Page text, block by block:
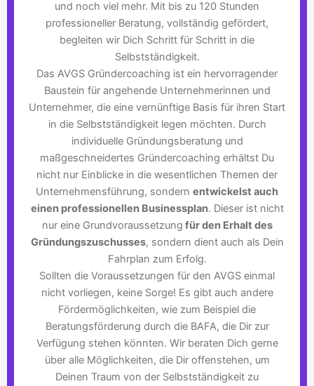
und noch viel mehr. Mit bis zu 120 Stunden
professioneller Beratung, vollständig gefördert,
begleiten wir Dich Schritt für Schritt in die
Selbstständigkeit.
Das AVGS Gründercoaching ist ein hervorragender
Baustein für angehende Unternehmerinnen und
Unternehmer, die eine vernünftige Basis für ihren Start
in die Selbstständigkeit legen möchten. Durch
individuelle Gründungsberatung und
maßgeschneidertes Gründercoaching erhältst Du
nicht nur Einblicke in die wesentlichen Themen der
Unternehmensführung, sondern entwickelst auch
einen professionellen Businessplan. Dieser ist nicht
nur eine Grundvoraussetzung für den Erhalt des
Gründungszuschusses, sondern dient auch als Dein
Fahrplan zum Erfolg.
Sollten die Voraussetzungen für den AVGS einmal
nicht vorliegen, keine Sorge! Es gibt auch andere
Fördermöglichkeiten, wie zum Beispiel die
Beratungsförderung durch die BAFA, die Dir zur
Verfügung stehen könnten. Wir beraten Dich gerne
über alle Möglichkeiten, die Dir offenstehen, um
Deinen Traum von der Selbstständigkeit zu